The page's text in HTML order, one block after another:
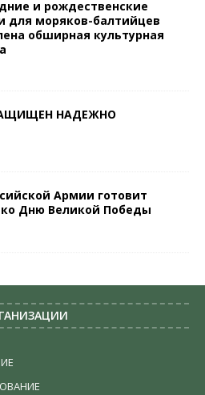
и рождественские
для моряков-балтийцев
обширная культурная
НАДЕЖНО
Армии готовит
Дню Великой Победы